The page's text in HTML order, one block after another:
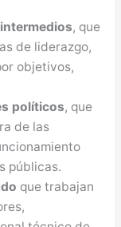
, que
de liderazgo,
objetivos,
políticos, que
de las
públicas.
que trabajan